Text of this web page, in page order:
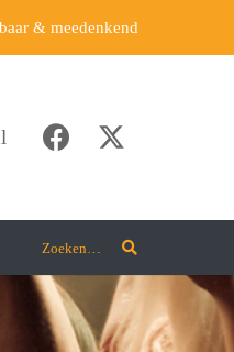
& meedenkend
Zoeken…